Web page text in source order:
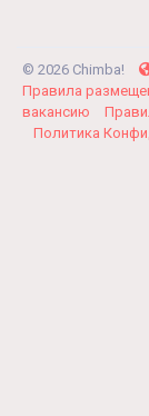
© 2026 Chimba!
Правила
вакансию
Политика